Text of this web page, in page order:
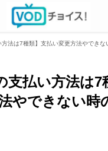
方法は7種類】支払い変更方法やできな
支払い方法は7
やできない時